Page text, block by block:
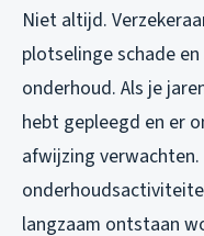
Niet altijd.
plotselinge schade
onderhoud. Als je
hebt gepleegd en er
afwijzing
langzaam ontstaan